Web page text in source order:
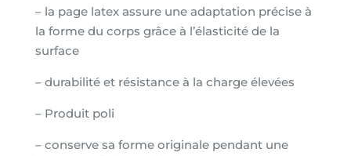
– la page latex assure une adaptation précise à
la forme du corps grâce à l’élasticité de la
surface
– durabilité et résistance à la charge élevées
– Produit poli
– conserve sa forme originale pendant une